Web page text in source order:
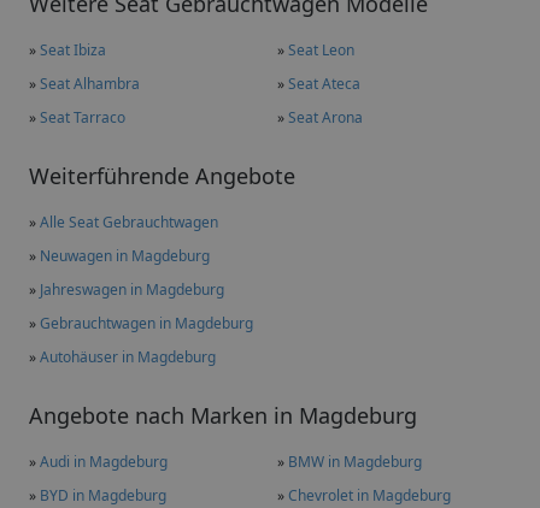
»Seat Ibiza »Seat Leon
»Seat Alhambra »Seat Ateca
»Seat Tarraco »Seat Arona
Weiterführende Angebote
»Alle Seat Gebrauchtwagen
» Neuwagen in Magdeburg
» Jahreswagen in Magdeburg
»Gebrauchtwagen in Magdeburg
»Autohäuser in Magdeburg
Angebote nach Marken in Magdeburg
»Audi in Magdeburg » BMW in Magdeburg
» BYD in Magdeburg »Chevrolet in Magdeburg